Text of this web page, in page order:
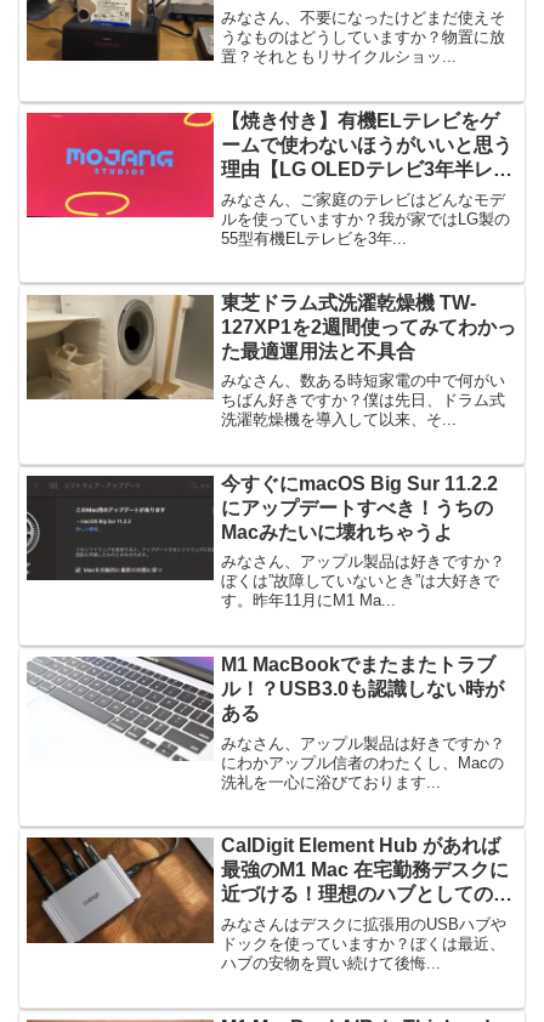
みなさん、不要になったけどまだ使えそ
うなものはどうしていますか？物置に放
置？それともリサイクルショッ...
【焼き付き】有機ELテレビをゲ
ームで使わないほうがいいと思う
理由【LG OLEDテレビ3年半レビ
ュー】
みなさん、ご家庭のテレビはどんなモデ
ルを使っていますか？我が家ではLG製の
55型有機ELテレビを3年...
東芝ドラム式洗濯乾燥機 TW-
127XP1を2週間使ってみてわかっ
た最適運用法と不具合
みなさん、数ある時短家電の中で何がい
ちばん好きですか？僕は先日、ドラム式
洗濯乾燥機を導入して以来、そ...
今すぐにmacOS Big Sur 11.2.2
にアップデートすべき！うちの
Macみたいに壊れちゃうよ
みなさん、アップル製品は好きですか？
ぼくは”故障していないとき”は大好きで
す。昨年11月にM1 Ma...
M1 MacBookでまたまたトラブ
ル！？USB3.0も認識しない時が
ある
みなさん、アップル製品は好きですか？
にわかアップル信者のわたくし、Macの
洗礼を一心に浴びております...
CalDigit Element Hub があれば
最強のM1 Mac 在宅勤務デスクに
近づける！理想のハブとしての３
つのポイント
みなさんはデスクに拡張用のUSBハブや
ドックを使っていますか？ぼくは最近、
ハブの安物を買い続けて後悔...